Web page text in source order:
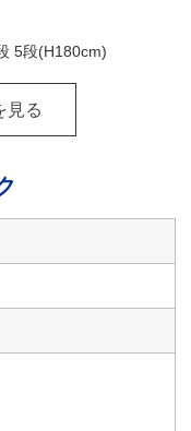
5段(H180cm)
見る